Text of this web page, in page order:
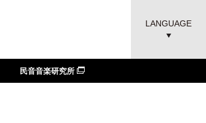
LANGUAGE
民音音楽研究所